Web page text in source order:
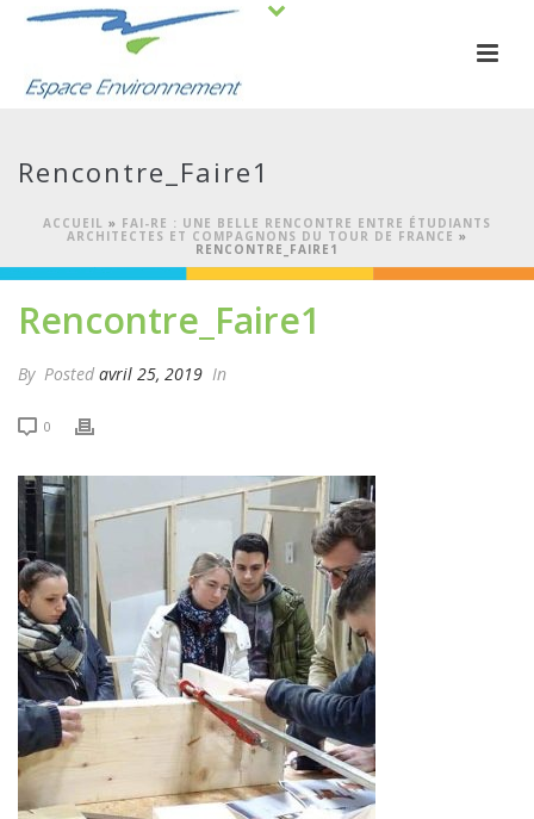
Rencontre_Faire1
ACCUEIL » FAI-RE : UNE BELLE RENCONTRE ENTRE ÉTUDIANTS
ARCHITECTES ET COMPAGNONS DU TOUR DE FRANCE »
RENCONTRE_FAIRE1
Rencontre_Faire1
By Posted avril 25, 2019 In
0